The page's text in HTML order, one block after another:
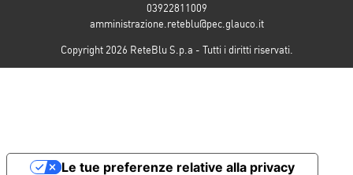
03922811009
amministrazione.reteblu@pec.glauco.it
Copyright 2026 ReteBlu S.p.a - Tutti i diritti riservati.
Le tue preferenze relative alla privacy